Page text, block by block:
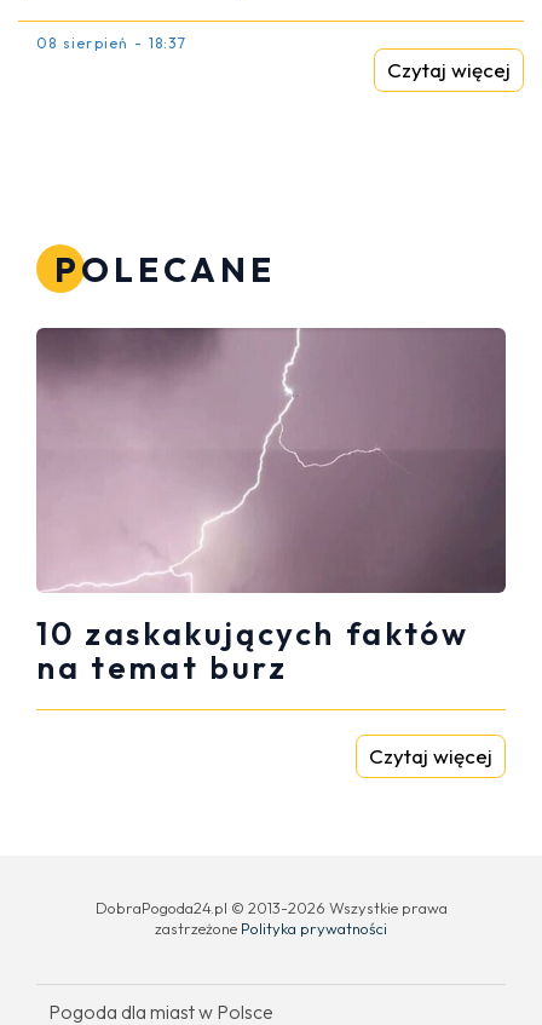
08 sierpień - 18:37
Czytaj więcej
POLECANE
10 zaskakujących faktów
na temat burz
Czytaj więcej
DobraPogoda24.pl © 2013-2026 Wszystkie prawa
zastrzeżone Polityka prywatności
Pogoda dla miast w Polsce